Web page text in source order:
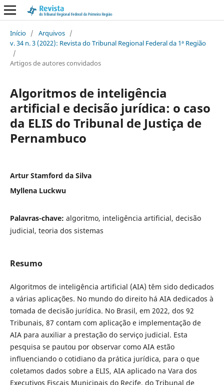
Início / Arquivos /
v. 34 n. 3 (2022): Revista do Tribunal Regional Federal da 1ª Região
/
Artigos de autores convidados
Algoritmos de inteligência
artificial e decisão jurídica: o caso
da ELIS do Tribunal de Justiça de
Pernambuco
Artur Stamford da Silva
Myllena Luckwu
Palavras-chave: algoritmo, inteligência artificial, decisão
judicial, teoria dos sistemas
Resumo
Algoritmos de inteligência artificial (AIA) têm sido dedicados
a várias aplicações. No mundo do direito há AIA dedicados à
tomada de decisão jurídica. No Brasil, em 2022, dos 92
Tribunais, 87 contam com aplicação e implementação de
AIA para auxiliar a prestação do serviço judicial. Esta
pesquisa se pautou por observar como AIA estão
influenciando o cotidiano da prática jurídica, para o que
coletamos dados sobre a ELIS, AIA aplicado na Vara dos
Executivos Fiscais Municipais do Recife, do Tribunal de